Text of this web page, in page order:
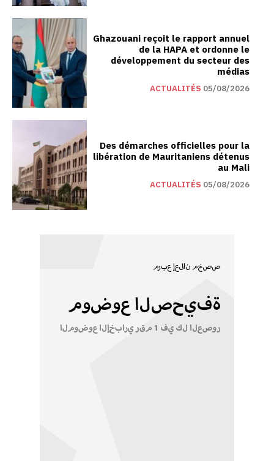
Ghazouani reçoit le rapport annuel
de la HAPA et ordonne le
développement du secteur des
médias
ACTUALITÉS 05/08/2026
Des démarches officielles pour la
libération de Mauritaniens détenus
au Mali
ACTUALITÉS 05/08/2026